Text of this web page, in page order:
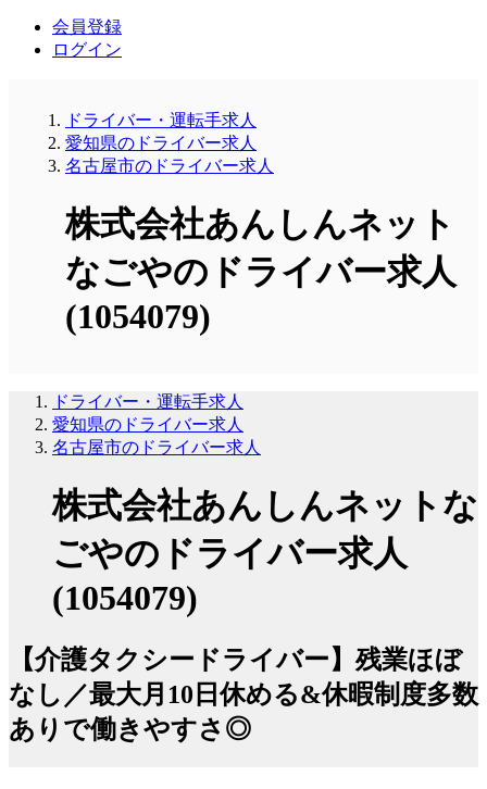
会員登録
ログイン
ドライバー・運転手求人
愛知県のドライバー求人
名古屋市のドライバー求人
株式会社あんしんネット
なごやのドライバー求人
(1054079)
ドライバー・運転手求人
愛知県のドライバー求人
名古屋市のドライバー求人
株式会社あんしんネットな
ごやのドライバー求人
(1054079)
【介護タクシードライバー】残業ほぼ
なし／最大月10日休める&休暇制度多数
ありで働きやすさ◎